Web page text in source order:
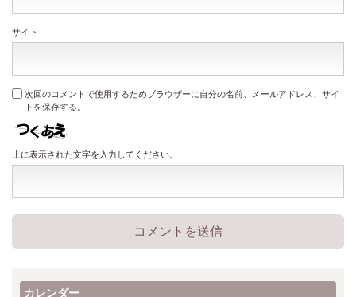
サイト
次回のコメントで使用するためブラウザーに自分の名前、メールアドレス、サイ
トを保存する。
上に表示された文字を入力してください。
カレンダー